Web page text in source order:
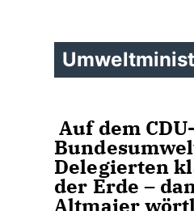
Auf dem
Delegierten
der Erde –
Altmaier